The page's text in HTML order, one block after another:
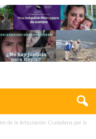
de la Articulación Ciudadana por la